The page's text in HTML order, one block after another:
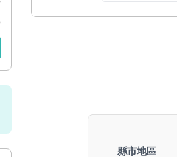
縣市地區